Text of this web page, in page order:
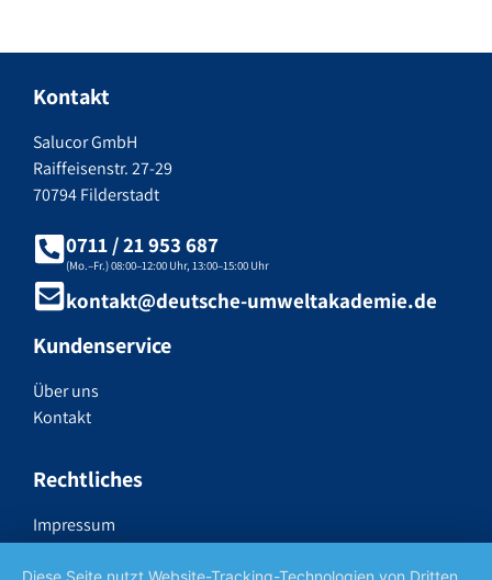
Kontakt
Salucor GmbH
Raiffeisenstr. 27-29
70794 Filderstadt
0711 / 21 953 687
(Mo.–Fr.) 08:00–12:00 Uhr, 13:00–15:00 Uhr
kontakt@deutsche-umweltakademie.de
Kundenservice
Über uns
Kontakt
Rechtliches
Impressum
Diese Seite nutzt Website-Tracking-Technologien von Dritten,